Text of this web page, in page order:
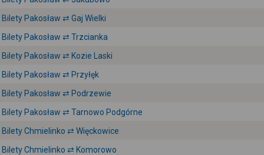
Bilety Pakosław ⇄ Gaj Wielki
Bilety Pakosław ⇄ Trzcianka
Bilety Pakosław ⇄ Kozie Laski
Bilety Pakosław ⇄ Przyłęk
Bilety Pakosław ⇄ Podrzewie
Bilety Pakosław ⇄ Tarnowo Podgórne
Bilety Chmielinko ⇄ Więckowice
Bilety Chmielinko ⇄ Komorowo